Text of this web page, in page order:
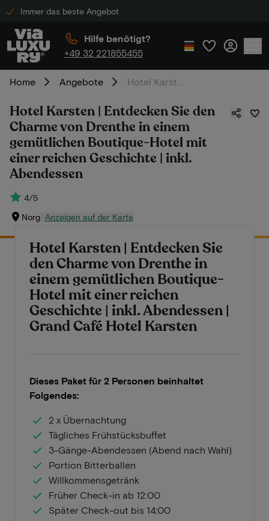
Immer das beste Angebot
Hilfe benötigt?
+49 32 221855455
Home Angebote
Hotel Karsten | Entdecken Sie den
Charme von Drenthe in einem
gemütlichen Boutique-Hotel mit
einer reichen Geschichte | inkl.
Abendessen
4/5
Norg Anzeigen auf der Karte
Hotel Karsten | Entdecken Sie
den Charme von Drenthe in
einem gemütlichen Boutique-
Hotel mit einer reichen
Geschichte | inkl. Abendessen |
Grand Café Hotel Karsten
Dieses Paket für 2 Personen beinhaltet
Folgendes:
2 x Übernachtung
Tägliches Frühstücksbuffet
3-Gänge-Abendessen (Abend nach Wahl)
Portion Bitterballen
Willkommensgetränk
Früher Check-in ab 12:00
Später Check-out bis 14:00